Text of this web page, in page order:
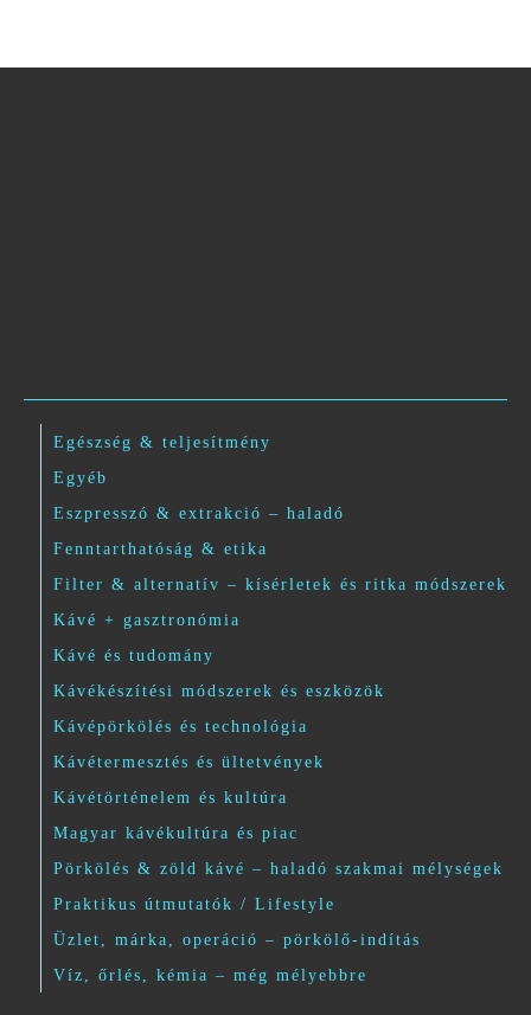
Egészség & teljesítmény
Egyéb
Eszpresszó & extrakció – haladó
Fenntarthatóság & etika
Filter & alternatív – kísérletek és ritka módszerek
Kávé + gasztronómia
Kávé és tudomány
Kávékészítési módszerek és eszközök
Kávépörkölés és technológia
Kávétermesztés és ültetvények
Kávétörténelem és kultúra
Magyar kávékultúra és piac
Pörkölés & zöld kávé – haladó szakmai mélységek
Praktikus útmutatók / Lifestyle
Üzlet, márka, operáció – pörkölő-indítás
Víz, őrlés, kémia – még mélyebbre